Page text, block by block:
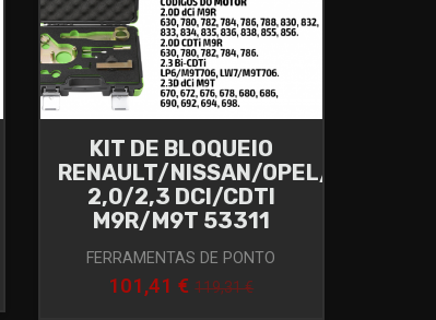
KIT DE BLOQUEIO
RENAULT/NISSAN/OPEL/
2,0/2,3 DCI/CDTI
M9R/M9T 53311
FERRAMENTAS DE PONTO
101,41 €119,31 €